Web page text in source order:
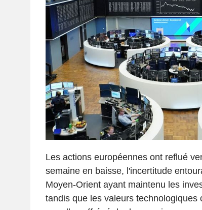
Les actions européennes ont reflué
semaine en baisse, l'incertitude
Moyen-Orient ayant maintenu les
tandis que les valeurs technologiques